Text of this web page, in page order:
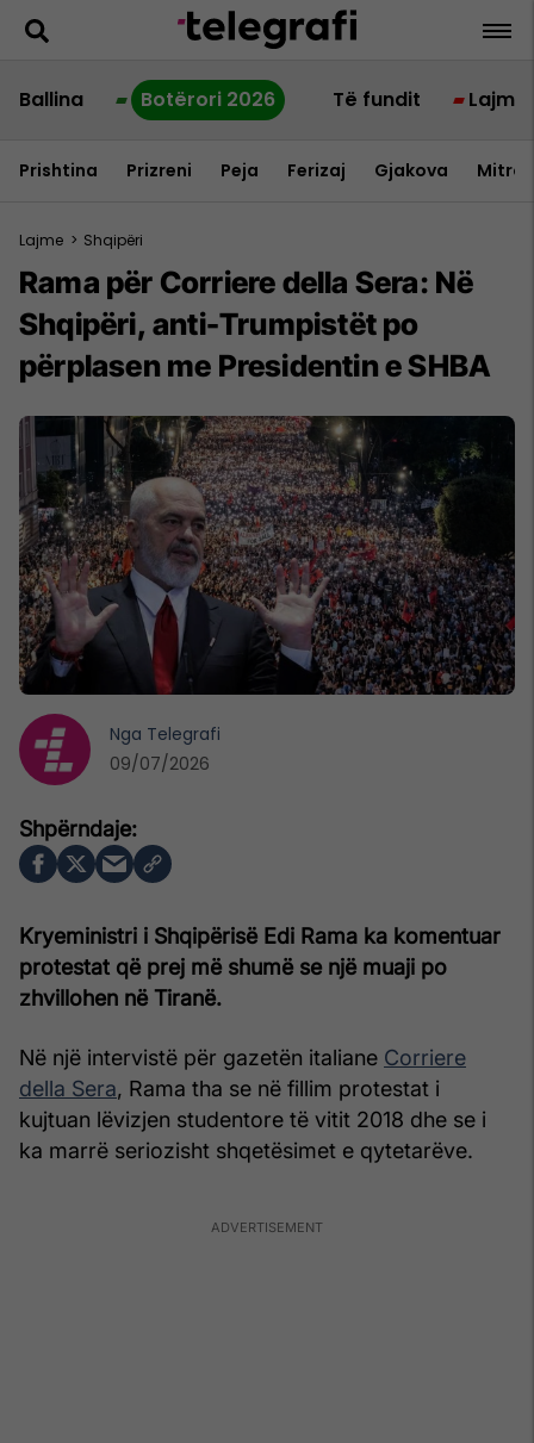
Ballina Botërori 2026 Të fundit Lajme
Prishtina Prizreni Peja Ferizaj Gjakova
Lajme > Shqipëri
Rama për Corriere della Sera: Në
Shqipëri, anti-Trumpistët po
përplasen me Presidentin e SHBA
Kryeministri i Shqipërisë Edi Rama ka komentuar
protestat që prej më shumë se një muaji po
zhvillohen në Tiranë.
Në një intervistë për gazetën italiane Corriere
della Sera, Rama tha se në fillim protestat i
kujtuan lëvizjen studentore të vitit 2018 dhe se i
ka marrë seriozisht shqetësimet e qytetarëve.
Nga Telegrafi
09/07/2026